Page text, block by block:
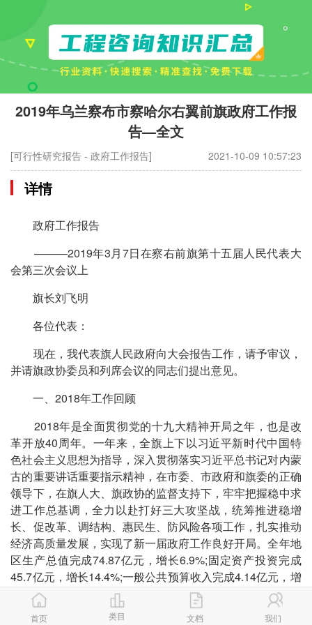
2019年乌兰察布市察哈尔右翼前旗政府工作报
告—全文
[可行性研究报告 - 政府工作报告] 2021-10-09 10:57:23
详情
政府工作报告
———2019年3月7日在察右前旗第十五届人民代表大
会第三次会议上
旗长刘飞明
各位代表：
现在，我代表旗人民政府向大会报告工作，请予审议，
并请旗政协委员和列席会议的同志们提出意见。
一、2018年工作回顾
2018年是全面贯彻党的十九大精神开局之年，也是改
革开放40周年。一年来，全旗上下以习近平新时代中国特
色社会主义思想为指导，深入贯彻落实习近平总书记对内蒙
古的重要讲话重要指示精神，在市委、市政府和旗委的正确
领导下，在旗人大、旗政协的监督支持下，牢牢把握稳中求
进工作总基调，全力以赴打好三大攻坚战，统筹推进稳增
长、促改革、调结构、惠民生、防风险各项工作，扎实推动
经济高质量发展，实现了新一届政府工作良好开局。全年地
区生产总值完成74.87亿元，增长6.9%;固定资产投资完成
45.7亿元，增长14.4%;一般公共预算收入完成4.14亿元，增
长37.5%;规模以上工业增加值增速14.1%;社会消费品零售
总额完成19.03亿元，增长7.4%;城乡居民人均可支配收入分
首页 类目 文档 我们